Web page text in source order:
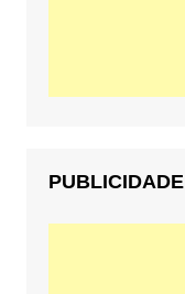
PUBLICIDADE